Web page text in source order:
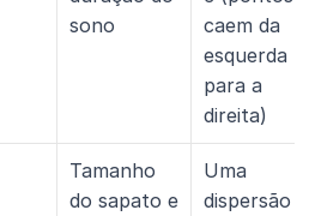
sono
caem da
esquerda
para a
direita)
Tamanho
do sapato e
Uma
dispersão